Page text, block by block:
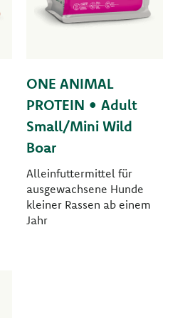
ONE ANIMAL
PROTEIN • Adult
Small/Mini Wild
Boar
Alleinfuttermittel für
ausgewachsene Hunde
kleiner Rassen ab einem
Jahr